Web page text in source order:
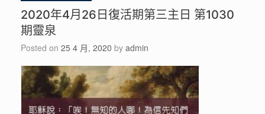
2020年4月26日復活期第三主日 第1030
期靈泉
Posted on 25 4 月, 2020 by admin